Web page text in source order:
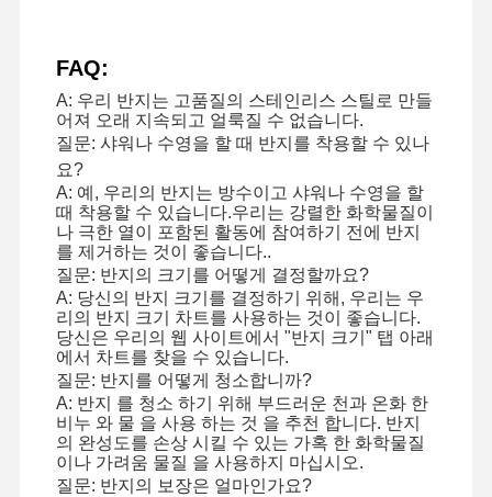
공장 투어 품질 관리 저희와 연락 뉴스
사건 블로그
인용 을 요청
하십시오
18K 다이아몬드 반지
18KT 금 팔찌
18K 계주 목걸이
18K 금 팔찌
FAQ:
A: 우리 반지는 고품질의 스테인리스 스틸로 만들
어져 오래 지속되고 얼룩질 수 없습니다.
질문: 샤워나 수영을 할 때 반지를 착용할 수 있나
요?
A: 예, 우리의 반지는 방수이고 샤워나 수영을 할
때 착용할 수 있습니다.우리는 강렬한 화학물질이
나 극한 열이 포함된 활동에 참여하기 전에 반지
를 제거하는 것이 좋습니다..
질문: 반지의 크기를 어떻게 결정할까요?
A: 당신의 반지 크기를 결정하기 위해, 우리는 우
리의 반지 크기 차트를 사용하는 것이 좋습니다.
당신은 우리의 웹 사이트에서 "반지 크기" 탭 아래
에서 차트를 찾을 수 있습니다.
질문: 반지를 어떻게 청소합니까?
A: 반지 를 청소 하기 위해 부드러운 천과 온화 한
비누 와 물 을 사용 하는 것 을 추천 합니다. 반지
의 완성도를 손상 시킬 수 있는 가혹 한 화학물질
이나 가려움 물질 을 사용하지 마십시오.
질문: 반지의 보장은 얼마인가요?